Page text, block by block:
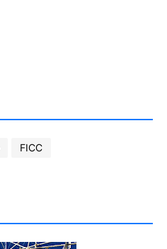
FICC